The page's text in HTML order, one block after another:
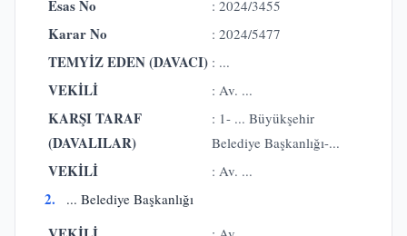
Karar Sonucu
ONANMASINA
Hukuk Alanı
Esas No : 2024/3455
Karar No : 2024/5477
TEMYİZ EDEN (DAVACI) : ...
VEKİLİ : Av. ...
KARŞI TARAF
(DAVALILAR)
: 1- ... Büyükşehir
Belediye Başkanlığı-...
VEKİLİ : Av. ...
2. ... Belediye Başkanlığı